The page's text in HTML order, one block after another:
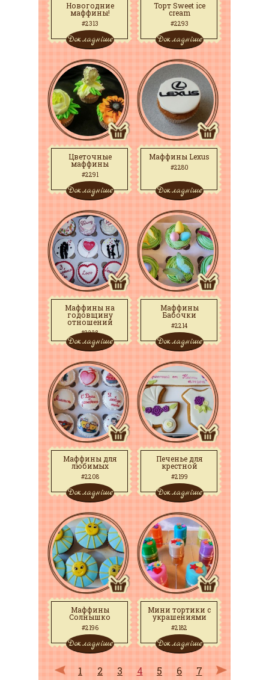
Новогодние
маффины!
#2313
Докладніше
Торт Sweet ice
cream
#2293
Докладніше
Цветочные
маффины
#2291
Докладніше
Маффины Lexus
#2280
Докладніше
Маффины на
годовщину
отношений
#2228
Докладніше
Маффины
Бабочки
#2214
Докладніше
Маффины для
любимых
#2208
Докладніше
Печенье для
крестной
#2199
Докладніше
Маффины
Солнышко
#2196
Докладніше
Мини тортики с
украшениями
#2182
Докладніше
1 2 3 4 5 6 7